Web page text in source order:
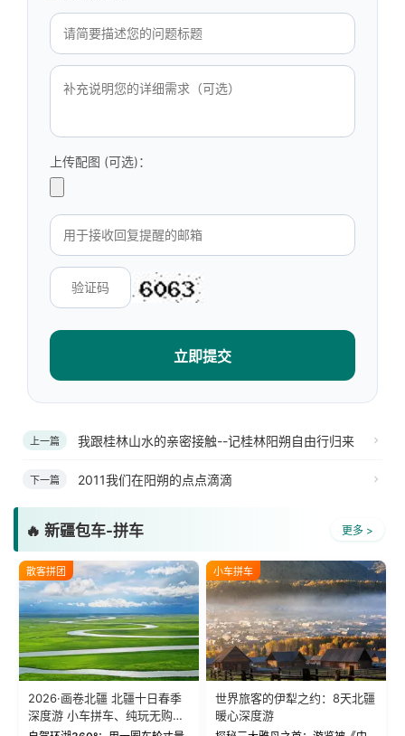
上传配图 (可选)：
立即提交
上一篇 我跟桂林山水的亲密接触--记桂林阳朔自由行归来
下一篇 2011我们在阳朔的点点滴滴
🔥 新疆包车-拼车 更多 >
散客拼团
2026·画卷北疆 北疆十日春季
深度游 小车拼车、纯玩无购
物！
小车拼车
世界旅客的伊犁之约：8天北疆
暖心深度游